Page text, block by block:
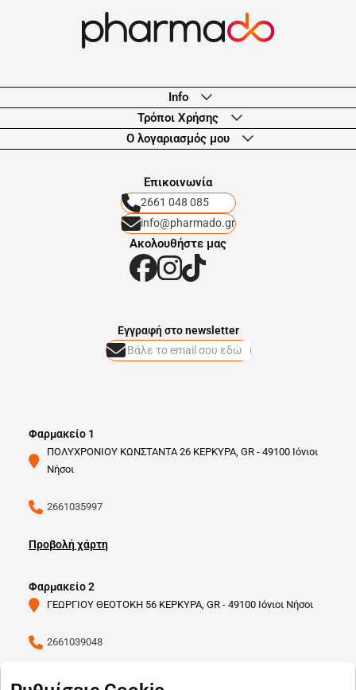
Info
Τρόποι Χρήσης
Ο λογαριασμός μου
Eπικοινωνία
2661 048 085
info@pharmado.gr
Ακολουθήστε μας
Φαρμακείο 1
ΠΟΛΥΧΡΟΝΙΟΥ ΚΩΝΣΤΑΝΤΑ 26 ΚΕΡΚΥΡΑ, GR - 49100 Ιόνιοι
Νήσοι
2661035997
Προβολή χάρτη
Φαρμακείο 2
ΓΕΩΡΓΙΟΥ ΘΕΟΤΟΚΗ 56 ΚΕΡΚΥΡΑ, GR - 49100 Ιόνιοι Νήσοι
2661039048
Προβολή χάρτη
Eγγραφή στο newsletter